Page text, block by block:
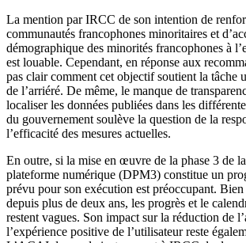
La mention par IRCC de son intention de
communautés francophones minoritaires et
démographique des minorités francophones à
est louable. Cependant, en réponse aux
pas clair comment cet objectif soutient la tâche
de l’arriéré. De même, le manque de
localiser les données publiées dans les
du gouvernement soulève la question de la
l’efficacité des mesures actuelles.
En outre, si la mise en œuvre de la phase 3 de
plateforme numérique (DPM3) constitue un
prévu pour son exécution est préoccupant.
depuis plus de deux ans, les progrès et le
restent vagues. Son impact sur la réduction de
l’expérience positive de l’utilisateur reste